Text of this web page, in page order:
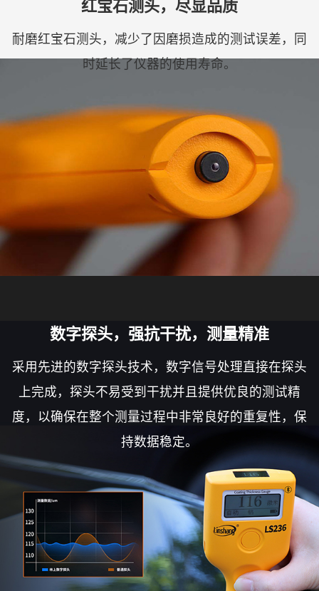
红宝石测头，尽显品质
耐磨红宝石测头，减少了因磨损造成的测试误差，同
时延长了仪器的使用寿命。
数字探头，强抗干扰，测量精准
采用先进的数字探头技术，数字信号处理直接在探头
上完成，探头不易受到干扰并且提供优良的测试精
度，以确保在整个测量过程中非常良好的重复性，保
持数据稳定。